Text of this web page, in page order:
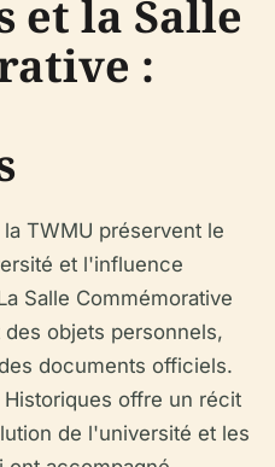
et la Salle
:
TWMU préservent le
et l'influence
Salle Commémorative
objets personnels,
documents officiels.
offre un récit
de l'université et les